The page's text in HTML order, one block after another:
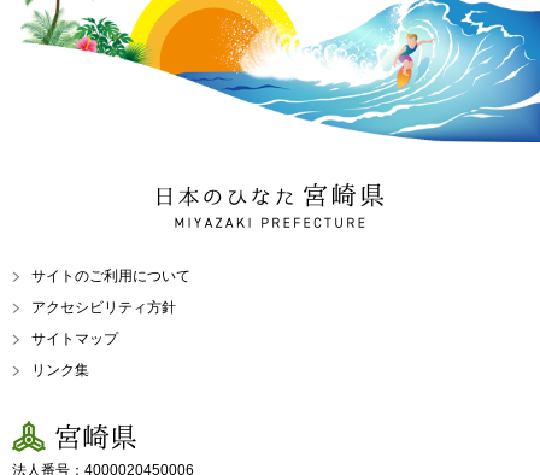
日本のひなた 宮崎県
MIYAZAKI PREFECTURE
サイトのご利用について
アクセシビリティ方針
サイトマップ
リンク集
宮崎県
法人番号：4000020450006